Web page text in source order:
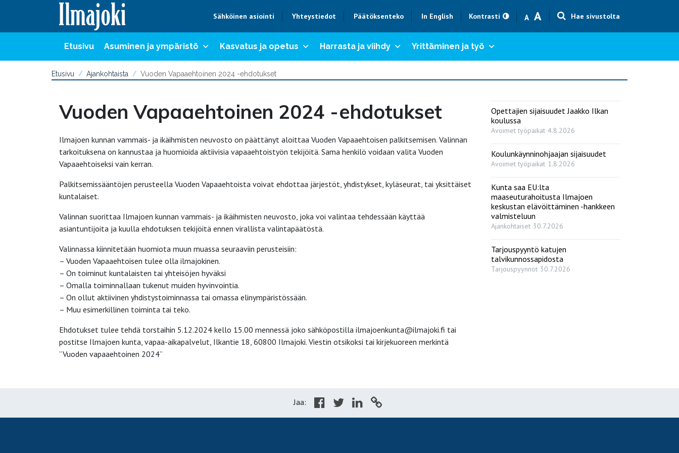
Sähköinen asiointi Yhteystiedot Päätöksenteko In English Kontrasti A
Text size smaller
AText size bigger
Hae sivustolta
Etusivu Asuminen ja ympäristö Kasvatus ja opetus Harrasta ja viihdy Yrittäminen ja työ
Etusivu Ajankohtaista Vuoden Vapaaehtoinen 2024 -ehdotukset
Vuoden Vapaaehtoinen 2024 -ehdotukset
Ilmajoen kunnan vammais- ja ikäihmisten neuvosto on päättänyt aloittaa Vuoden Vapaaehtoisen palkitsemisen. Valinnan
tarkoituksena on kannustaa ja huomioida aktiivisia vapaaehtoistyön tekijöitä. Sama henkilö voidaan valita Vuoden
Vapaaehtoiseksi vain kerran.
Palkitsemissääntöjen perusteella Vuoden Vapaaehtoista voivat ehdottaa järjestöt, yhdistykset, kyläseurat, tai yksittäiset
kuntalaiset.
Valinnan suorittaa Ilmajoen kunnan vammais- ja ikäihmisten neuvosto, joka voi valintaa tehdessään käyttää
asiantuntijoita ja kuulla ehdotuksen tekijöitä ennen virallista valintapäätöstä.
Valinnassa kiinnitetään huomiota muun muassa seuraaviin perusteisiin:
– Vuoden Vapaaehtoisen tulee olla ilmajokinen.
– On toiminut kuntalaisten tai yhteisöjen hyväksi
– Omalla toiminnallaan tukenut muiden hyvinvointia.
– On ollut aktiivinen yhdistystoiminnassa tai omassa elinympäristössään.
– Muu esimerkillinen toiminta tai teko.
Ehdotukset tulee tehdä torstaihin 5.12.2024 kello 15.00 mennessä joko sähköpostilla ilmajoenkunta@ilmajoki.fi tai
postitse Ilmajoen kunta, vapaa-aikapalvelut, Ilkantie 18, 60800 Ilmajoki. Viestin otsikoksi tai kirjekuoreen merkintä
”Vuoden vapaaehtoinen 2024”
Opettajien sijaisuudet Jaakko Ilkan
koulussa
Avoimet työpaikat 4.8.2026
Koulunkäynninohjaajan sijaisuudet
Avoimet työpaikat 1.8.2026
Kunta saa EU:lta
maaseuturahoitusta Ilmajoen
keskustan elävöittäminen -hankkeen
valmisteluun
Ajankohtaiset 30.7.2026
Tarjouspyyntö katujen
talvikunnossapidosta
Tarjouspyynnöt 30.7.2026
Jaa: